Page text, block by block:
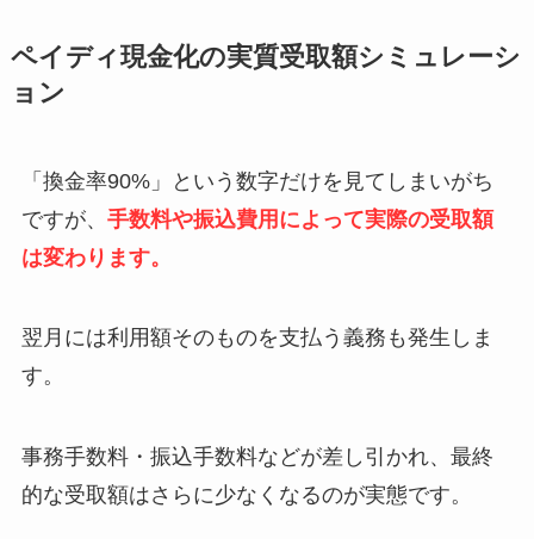
ペイディ現金化の実質受取額シミュレーシ
ョン
「換金率90%」という数字だけを見てしまいがち
ですが、 手数料や振込費用によって実際の受取額
は変わります。
翌月には利用額そのものを支払う義務も発生しま
す。
事務手数料・振込手数料などが差し引かれ、最終
的な受取額はさらに少なくなるのが実態です。